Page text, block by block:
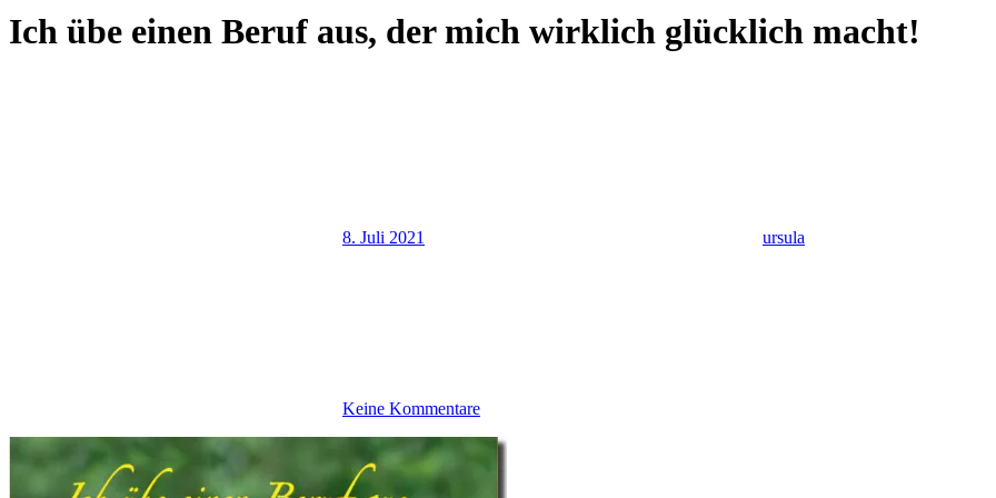
Ich übe einen Beruf aus, der mich wirklich glücklich macht!
8. Juli 2021 ursula
Keine Kommentare